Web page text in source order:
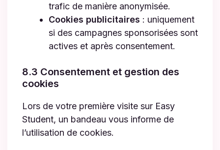
trafic de manière anonymisée.
Cookies publicitaires : uniquement
si des campagnes sponsorisées sont
actives et après consentement.
8.3 Consentement et gestion des
cookies
Lors de votre première visite sur Easy
Student, un bandeau vous informe de
l’utilisation de cookies.